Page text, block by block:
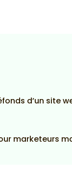
d’un site
marketeurs